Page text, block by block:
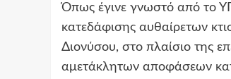
Όπως έγινε γνωστό από το
κατεδάφισης αυθαίρετων
Διονύσου, στο πλαίσιο της
αμετάκλητων αποφάσεων